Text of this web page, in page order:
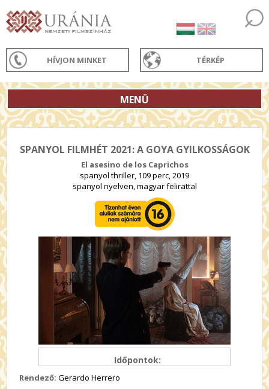
HÍVJON MINKET TÉRKÉP
MENÜ
SPANYOL FILMHÉT 2021: A GOYA GYILKOSSÁGOK
El asesino de los Caprichos
spanyol thriller, 109 perc, 2019
spanyol nyelven, magyar felirattal
Időpontok:
Rendező: Gerardo Herrero